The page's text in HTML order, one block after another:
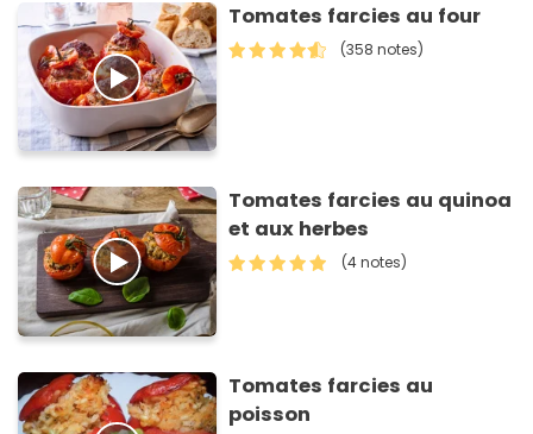
Tomates farcies au four
(358 notes)
Tomates farcies au quinoa
et aux herbes
(4 notes)
Tomates farcies au
poisson